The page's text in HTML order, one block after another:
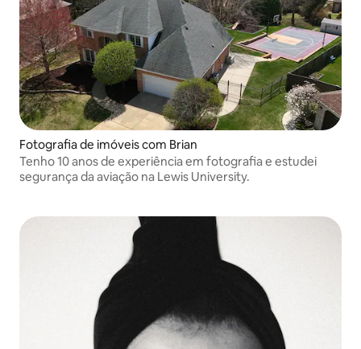
Fotografia de imóveis com Brian
Tenho 10 anos de experiência em fotografia e estudei
segurança da aviação na Lewis University.